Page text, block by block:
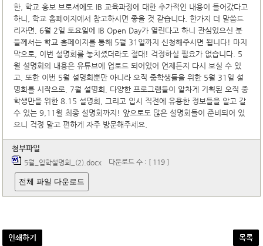
한, 학교 홍보 브로셔에도 IB 교육과정에 대한 추가적인 내용이 들어갔다고
하니, 학교 홈페이지에서 참고하시면 좋을 것 같습니다. 한가지 더 말씀드
리자면, 6월 2일 토요일에 IB Open Day가 열린다고 하니 관심있으신 분
들께서는 학교 홈페이지를 통해 5월 31일까지 신청해주시면 됩니다! 마지
막으로, 이번 설명회를 놓치셨더라도 절대! 걱정하실 필요가 없습니다. 5
월 설명회의 내용은 유튜브에 업로드 되어있어 언제든지 다시 보실 수 있
고, 또한 이번 5월 설명회뿐만 아니라 오직 중학생들을 위한 5월 31일 설
명회를 시작으로, 7월 설명회, 다양한 프로그램들이 알차게 기획된 오직 중
학생만을 위한 8.15 설명회, 그리고 입시 직전에 유용한 정보들을 알고 갈
수 있는 9,11월 최종 설명회까지! 앞으로도 많은 설명회들이 준비되어 있
으니 걱정 말고 편하게 자주 방문해주세요.
첨부파일
5월_입학설명회_(2).docx 다운로드 수 : [ 119 ]
전체 파일 다운로드
인쇄하기 목록